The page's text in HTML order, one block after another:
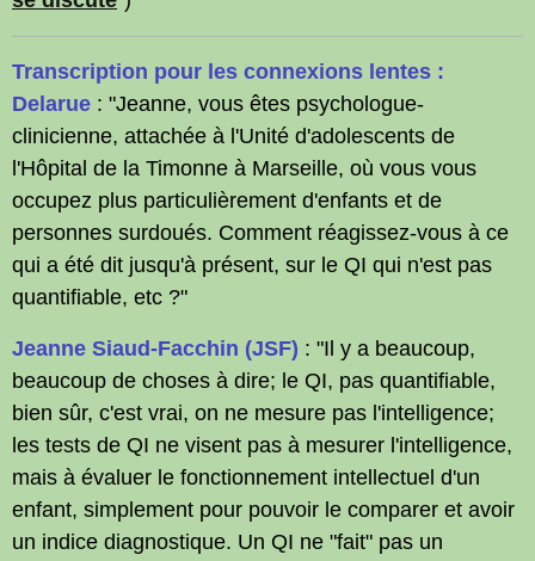
Transcription pour les connexions lentes :
Delarue : "Jeanne, vous êtes psychologue-
clinicienne, attachée à l'Unité d'adolescents de
l'Hôpital de la Timonne à Marseille, où vous vous
occupez plus particulièrement d'enfants et de
personnes surdoués. Comment réagissez-vous à ce
qui a été dit jusqu'à présent, sur le QI qui n'est pas
quantifiable, etc ?"
Jeanne Siaud-Facchin (JSF) : "Il y a beaucoup,
beaucoup de choses à dire; le QI, pas quantifiable,
bien sûr, c'est vrai, on ne mesure pas l'intelligence;
les tests de QI ne visent pas à mesurer l'intelligence,
mais à évaluer le fonctionnement intellectuel d'un
enfant, simplement pour pouvoir le comparer et avoir
un indice diagnostique. Un QI ne "fait" pas un